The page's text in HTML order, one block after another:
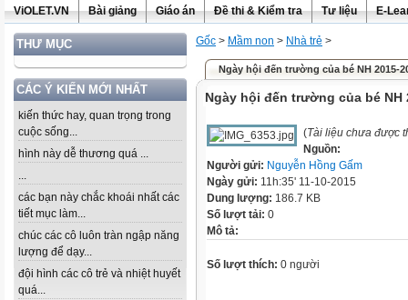
ViOLET.VN Bài giảng Giáo án Đề thi & Kiểm tra Tư liệu E-
THƯ MỤC
CÁC Ý KIẾN MỚI NHẤT
kiến thức hay, quan trọng trong
cuộc sống...
hình này dễ thương quá ...
...
các bạn này chắc khoái nhất các
tiết mục làm...
chúc các cô luôn tràn ngập năng
lượng để dạy...
đội hình các cô trẻ và nhiệt huyết
quá...
Gốc > Mầm non > Nhà trẻ >
Ngày hội đến trường của bé NH 2015-
Ngày hội đến trường của bé NH
(Tài liệu chưa được
Nguồn:
Người gửi: Nguyễn Hồng Gấm
Ngày gửi: 11h:35' 11-10-2015
Dung lượng: 186.7 KB
Số lượt tải: 0
Mô tả:
Số lượt thích: 0 người